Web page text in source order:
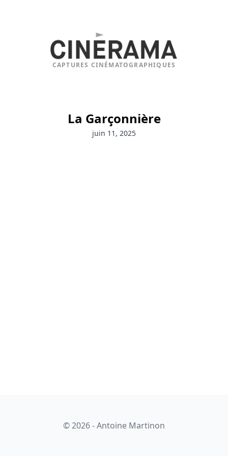
CAPTURES CINÉMATOGRAPHIQUES
La Garçonnière
juin 11, 2025
© 2026 -Antoine Martinon